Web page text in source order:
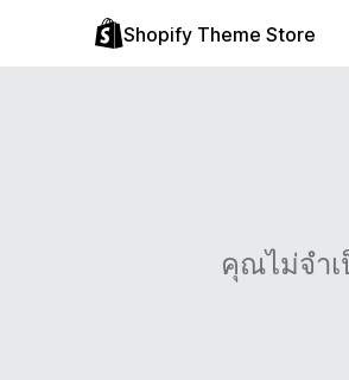
Shopify Theme Store
คุณไม่จำ